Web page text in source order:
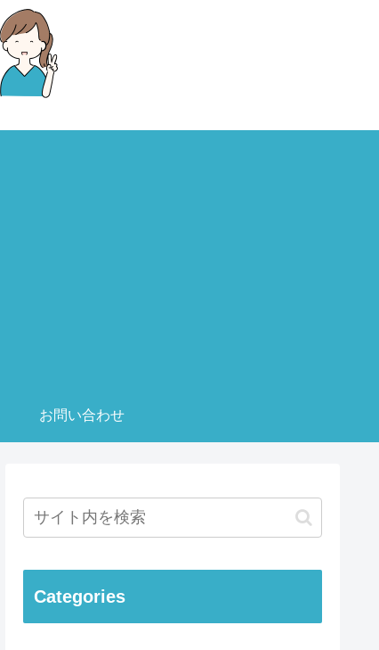
お問い合わせ
Categories